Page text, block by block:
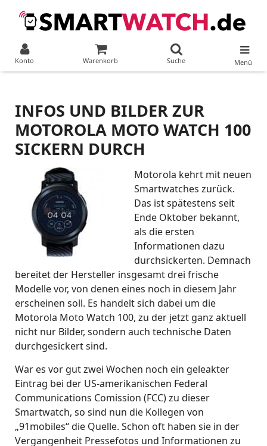
Konto Warenkorb Suche Menü
INFOS UND BILDER ZUR
MOTOROLA MOTO WATCH 100
SICKERN DURCH
Motorola kehrt mit neuen
Smartwatches zurück.
Das ist spätestens seit
Ende Oktober bekannt,
als die ersten
Informationen dazu
durchsickerten. Demnach
bereitet der Hersteller insgesamt drei frische
Modelle vor, von denen eines noch in diesem Jahr
erscheinen soll. Es handelt sich dabei um die
Motorola Moto Watch 100, zu der jetzt ganz aktuell
nicht nur Bilder, sondern auch technische Daten
durchgesickert sind.
War es vor gut zwei Wochen noch ein geleakter
Eintrag bei der US-amerikanischen Federal
Communications Comission (FCC) zu dieser
Smartwatch, so sind nun die Kollegen von
„91mobiles“ die Quelle. Schon oft haben sie in der
Vergangenheit Pressefotos und Informationen zu